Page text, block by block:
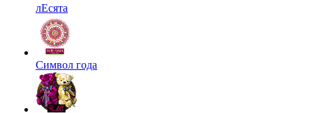
лЕсята
Символ года